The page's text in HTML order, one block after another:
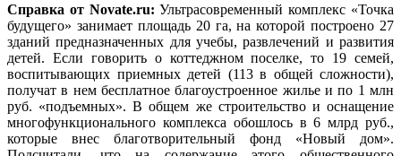
Справка от Novate.ru: Ультрасовременный комплекс «Точка
будущего» занимает площадь 20 га, на которой построено 27
зданий предназначенных для учебы, развлечений и развития
детей. Если говорить о коттеджном поселке, то 19 семей,
воспитывающих приемных детей (113 в общей сложности),
получат в нем бесплатное благоустроенное жилье и по 1 млн
руб. «подъемных». В общем же строительство и оснащение
многофункционального комплекса обошлось в 6 млрд руб.,
которые внес благотворительный фонд «Новый дом».